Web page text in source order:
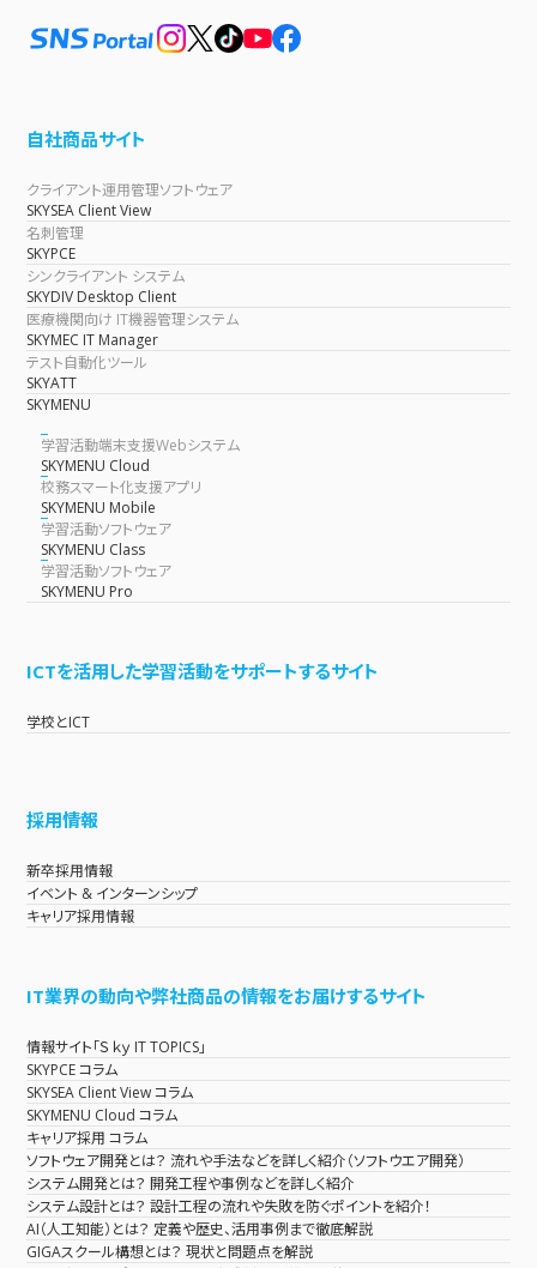
自社商品サイト
クライアント運用管理ソフトウェア
SKYSEA Client View
名刺管理
SKYPCE
シンクライアント システム
SKYDIV Desktop Client
医療機関向け IT機器管理システム
SKYMEC IT Manager
テスト自動化ツール
SKYATT
SKYMENU
学習活動端末支援Webシステム
SKYMENU Cloud
校務スマート化支援アプリ
SKYMENU Mobile
学習活動ソフトウェア
SKYMENU Class
学習活動ソフトウェア
SKYMENU Pro
ICTを活用した学習活動をサポートするサイト
学校とICT
採用情報
新卒採用情報
イベント & インターンシップ
キャリア採用情報
IT業界の動向や弊社商品の情報をお届けするサイト
情報サイト「Ｓｋｙ IT TOPICS」
SKYPCE コラム
SKYSEA Client View コラム
SKYMENU Cloud コラム
キャリア採用 コラム
ソフトウェア開発とは？ 流れや手法などを詳しく紹介（ソフトウエア開発）
システム開発とは？ 開発工程や事例などを詳しく紹介
システム設計とは？ 設計工程の流れや失敗を防ぐポイントを紹介！
AI（人工知能）とは？ 定義や歴史、活用事例まで徹底解説
GIGAスクール構想とは？ 現状と問題点を解説